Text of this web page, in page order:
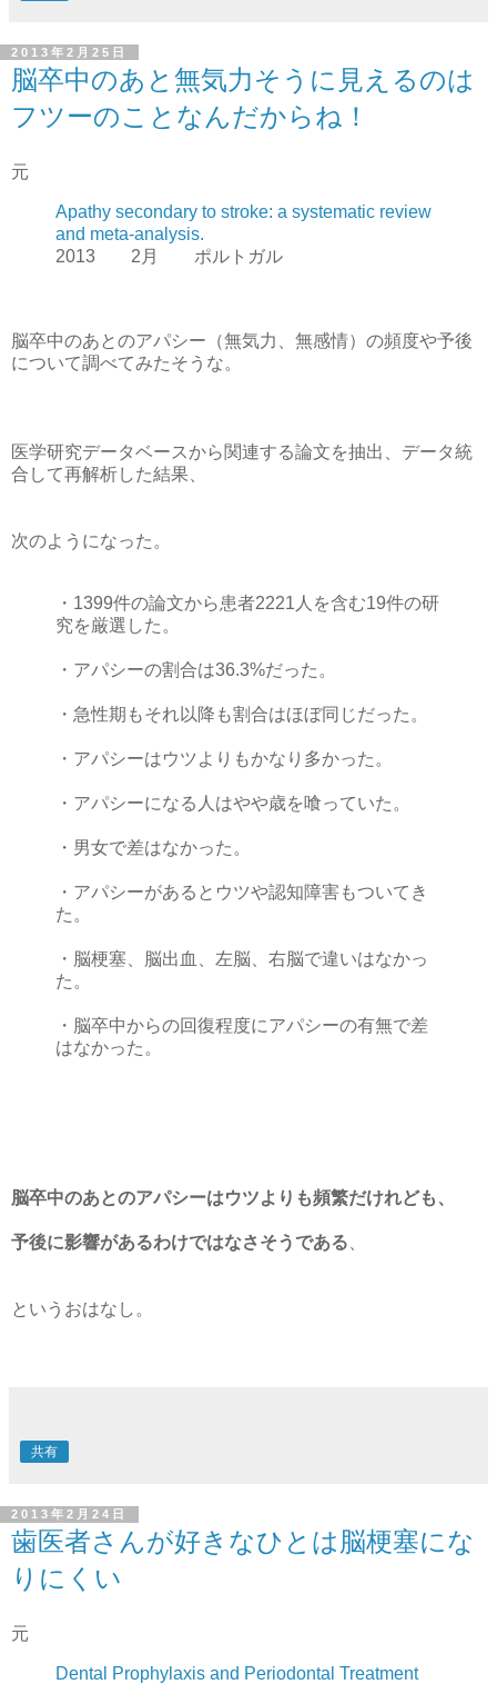
2013年2月25日
脳卒中のあと無気力そうに見えるのは
フツーのことなんだからね！
元
Apathy secondary to stroke: a systematic review
and meta-analysis.
2013 2月 ポルトガル
脳卒中のあとのアパシー（無気力、無感情）の頻度や予後
について調べてみたそうな。
医学研究データベースから関連する論文を抽出、データ統
合して再解析した結果、
次のようになった。
・1399件の論文から患者2221人を含む19件の研
究を厳選した。
・アパシーの割合は36.3%だった。
・急性期もそれ以降も割合はほぼ同じだった。
・アパシーはウツよりもかなり多かった。
・アパシーになる人はやや歳を喰っていた。
・男女で差はなかった。
・アパシーがあるとウツや認知障害もついてき
た。
・脳梗塞、脳出血、左脳、右脳で違いはなかっ
た。
・脳卒中からの回復程度にアパシーの有無で差
はなかった。
脳卒中のあとのアパシーはウツよりも頻繁だけれども、
予後に影響があるわけではなさそうである、
というおはなし。
共有
2013年2月24日
歯医者さんが好きなひとは脳梗塞にな
りにくい
元
Dental Prophylaxis and Periodontal Treatment